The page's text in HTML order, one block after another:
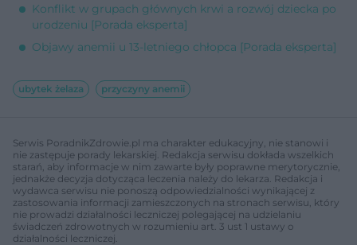
Konflikt w grupach głównych krwi a rozwój dziecka po
urodzeniu [Porada eksperta]
Objawy anemii u 13-letniego chłopca [Porada eksperta]
ubytek żelaza przyczyny anemii
Serwis PoradnikZdrowie.pl ma charakter edukacyjny, nie stanowi i
nie zastępuje porady lekarskiej. Redakcja serwisu dokłada wszelkich
starań, aby informacje w nim zawarte były poprawne merytorycznie,
jednakże decyzja dotycząca leczenia należy do lekarza. Redakcja i
wydawca serwisu nie ponoszą odpowiedzialności wynikającej z
zastosowania informacji zamieszczonych na stronach serwisu, który
nie prowadzi działalności leczniczej polegającej na udzielaniu
świadczeń zdrowotnych w rozumieniu art. 3 ust 1 ustawy o
działalności leczniczej.